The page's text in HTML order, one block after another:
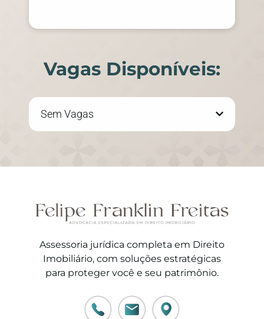
Vagas Disponíveis:
Sem Vagas
Assessoria jurídica completa em Direito
Imobiliário, com soluções estratégicas
para proteger você e seu patrimônio.